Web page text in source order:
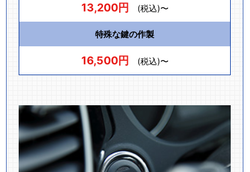
13,200円 (税込)〜
特殊な鍵の作製
16,500円 (税込)〜